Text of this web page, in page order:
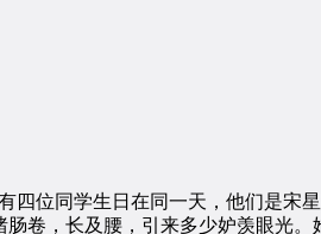
位同学生日在同一天，他们是宋
，长及腰，引来多少妒羡眼光。